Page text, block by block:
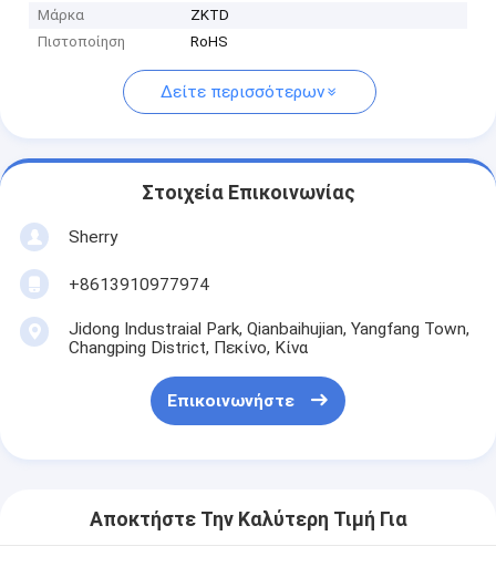
Μάρκα
ZKTD
Πιστοποίηση
RoHS
Δείτε περισσότερων
Στοιχεία Επικοινωνίας
Sherry
+8613910977974
Jidong Industraial Park, Qianbaihujian, Yangfang Town,
Changping District, Πεκίνο, Κίνα
Επικοινωνήστε
Αποκτήστε Την Καλύτερη Τιμή Για